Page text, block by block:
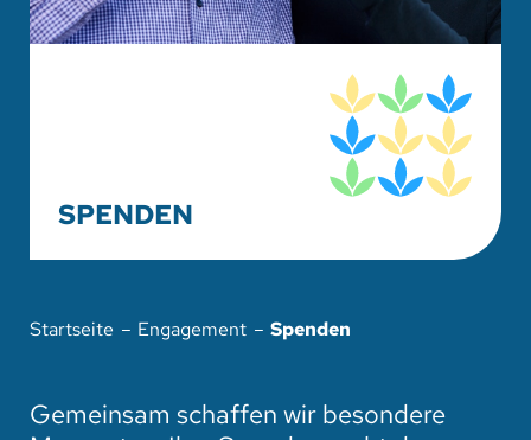
HOTEL
SPENDEN
Startseite Engagement Spenden
Gemeinsam schaffen wir besondere